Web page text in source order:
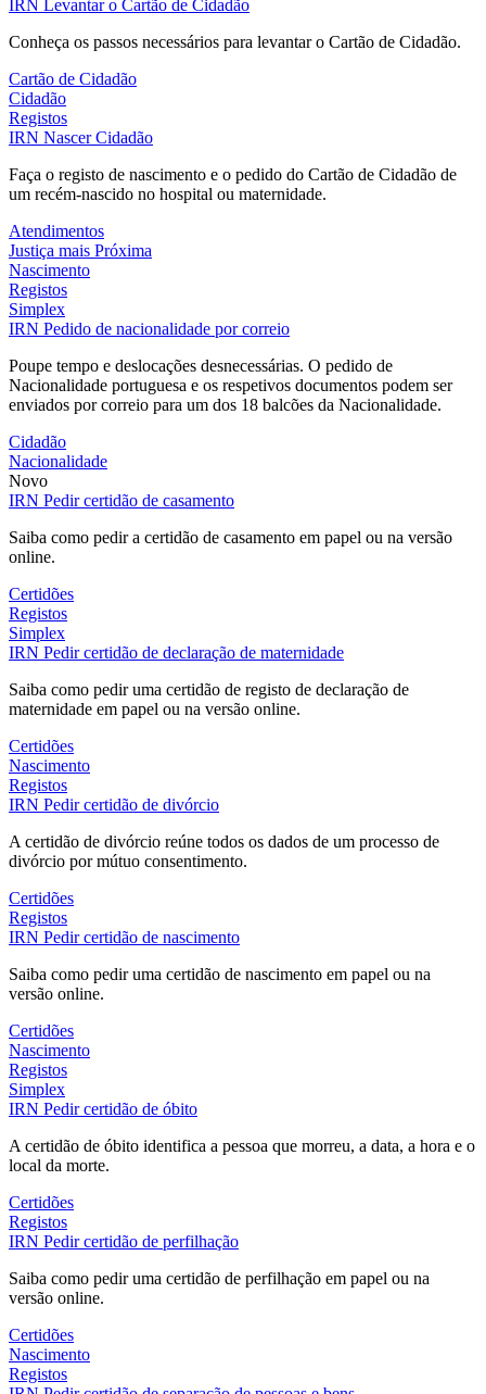
IRN Levantar o Cartão de Cidadão
Conheça os passos necessários para levantar o Cartão de Cidadão.
Cartão de Cidadão
Cidadão
Registos
IRN Nascer Cidadão
Faça o registo de nascimento e o pedido do Cartão de Cidadão de
um recém-nascido no hospital ou maternidade.
Atendimentos
Justiça mais Próxima
Nascimento
Registos
Simplex
IRN Pedido de nacionalidade por correio
Poupe tempo e deslocações desnecessárias. O pedido de
Nacionalidade portuguesa e os respetivos documentos podem ser
enviados por correio para um dos 18 balcões da Nacionalidade.
Cidadão
Nacionalidade
Novo
IRN Pedir certidão de casamento
Saiba como pedir a certidão de casamento em papel ou na versão
online.
Certidões
Registos
Simplex
IRN Pedir certidão de declaração de maternidade
Saiba como pedir uma certidão de registo de declaração de
maternidade em papel ou na versão online.
Certidões
Nascimento
Registos
IRN Pedir certidão de divórcio
A certidão de divórcio reúne todos os dados de um processo de
divórcio por mútuo consentimento.
Certidões
Registos
IRN Pedir certidão de nascimento
Saiba como pedir uma certidão de nascimento em papel ou na
versão online.
Certidões
Nascimento
Registos
Simplex
IRN Pedir certidão de óbito
A certidão de óbito identifica a pessoa que morreu, a data, a hora e o
local da morte.
Certidões
Registos
IRN Pedir certidão de perfilhação
Saiba como pedir uma certidão de perfilhação em papel ou na
versão online.
Certidões
Nascimento
Registos